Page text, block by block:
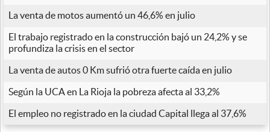
La venta de motos aumentó un 46,6% en julio
El trabajo registrado en la construcción bajó un 24,2% y se
profundiza la crisis en el sector
La venta de autos 0 Km sufrió otra fuerte caída en julio
Según la UCA en La Rioja la pobreza afecta al 33,2%
El empleo no registrado en la ciudad Capital llega al 37,6%